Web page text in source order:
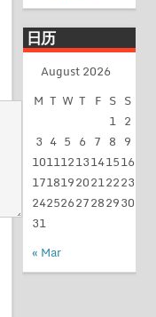
日历
August 2026
M T W T F S S
1 2
3 4 5 6 7 8 9
10111213141516
17181920212223
24252627282930
31
« Mar